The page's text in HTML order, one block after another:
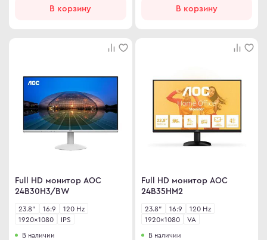
В корзину В корзину
Full HD монитор AOC
24B30H3/BW
23.8" 16:9
120 Hz
1920×1080
IPS
В наличии
Full HD монитор AOC
24B35HM2
23.8" 16:9
120 Hz
1920×1080
VA
В наличии